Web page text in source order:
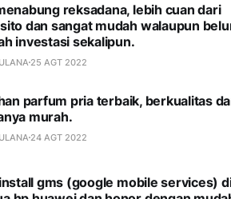
reksadana, lebih cuan dari
dan sangat mudah walaupun
investasi sekalipun.
25 AGT 2022
parfum pria terbaik, berkualitas
murah.
24 AGT 2022
gms (google mobile services)